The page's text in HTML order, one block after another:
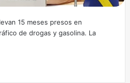
15 meses presos en
de drogas y gasolina. La